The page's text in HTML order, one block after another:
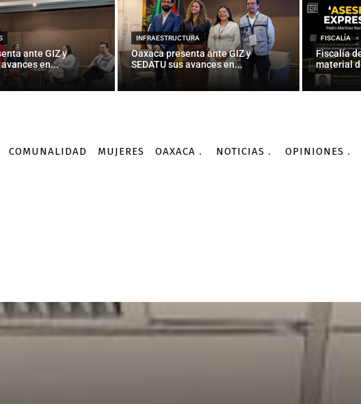
ante GIZ y
avances en...
INFRAESTRUCTURA
Oaxaca presenta ante GIZ y
SEDATU sus avances en...
FISCALÍA
Fiscalía
material
COMUNALIDAD MUJERES OAXACA NOTICIAS OPINIONES